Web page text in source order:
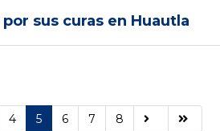
sus curas en Huautla
4 5 6 7 8